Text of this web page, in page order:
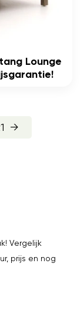
Lounge
→
Vergelijk
prijs en nog